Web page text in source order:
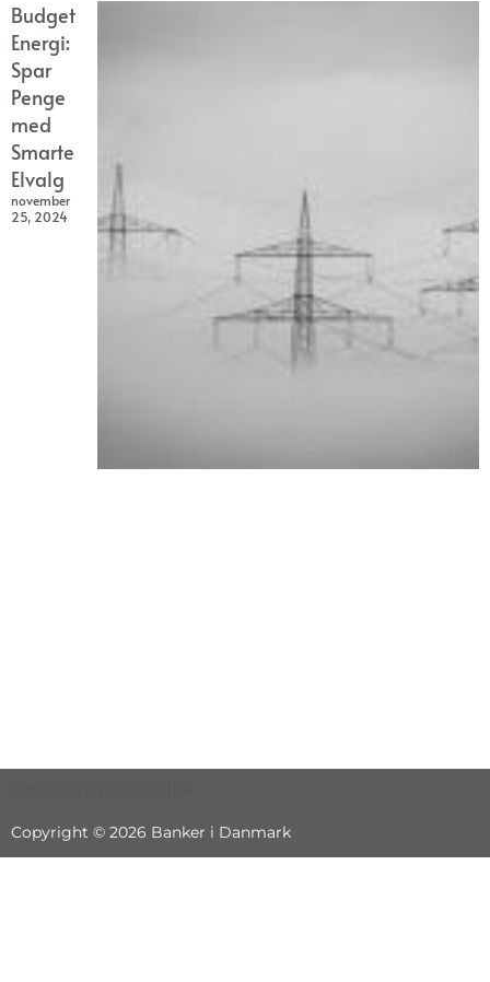
Budget
Energi:
Spar
Penge
med
Smarte
Elvalg
november
25, 2024
Copyright © 2026 Banker i Danmark